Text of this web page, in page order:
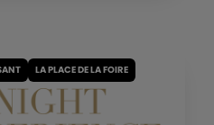
LA PLACE DE LA FOIRE